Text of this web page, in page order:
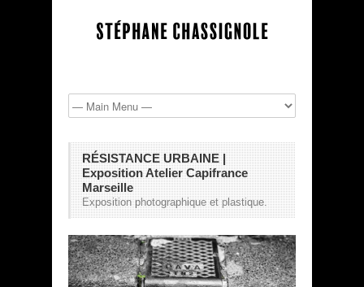
RÉSISTANCE URBAINE |
Exposition Atelier Capifrance
Marseille
Exposition photographique et plastique.